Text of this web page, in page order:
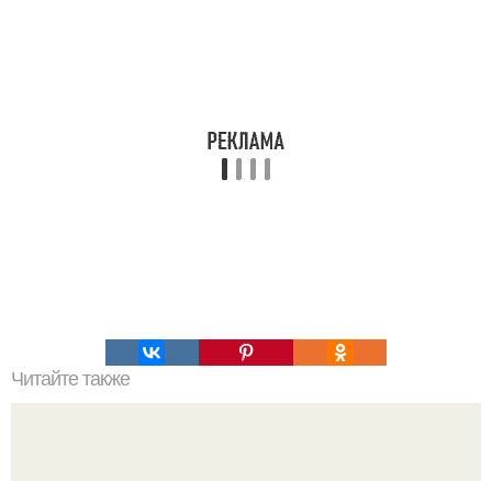
Читайте также